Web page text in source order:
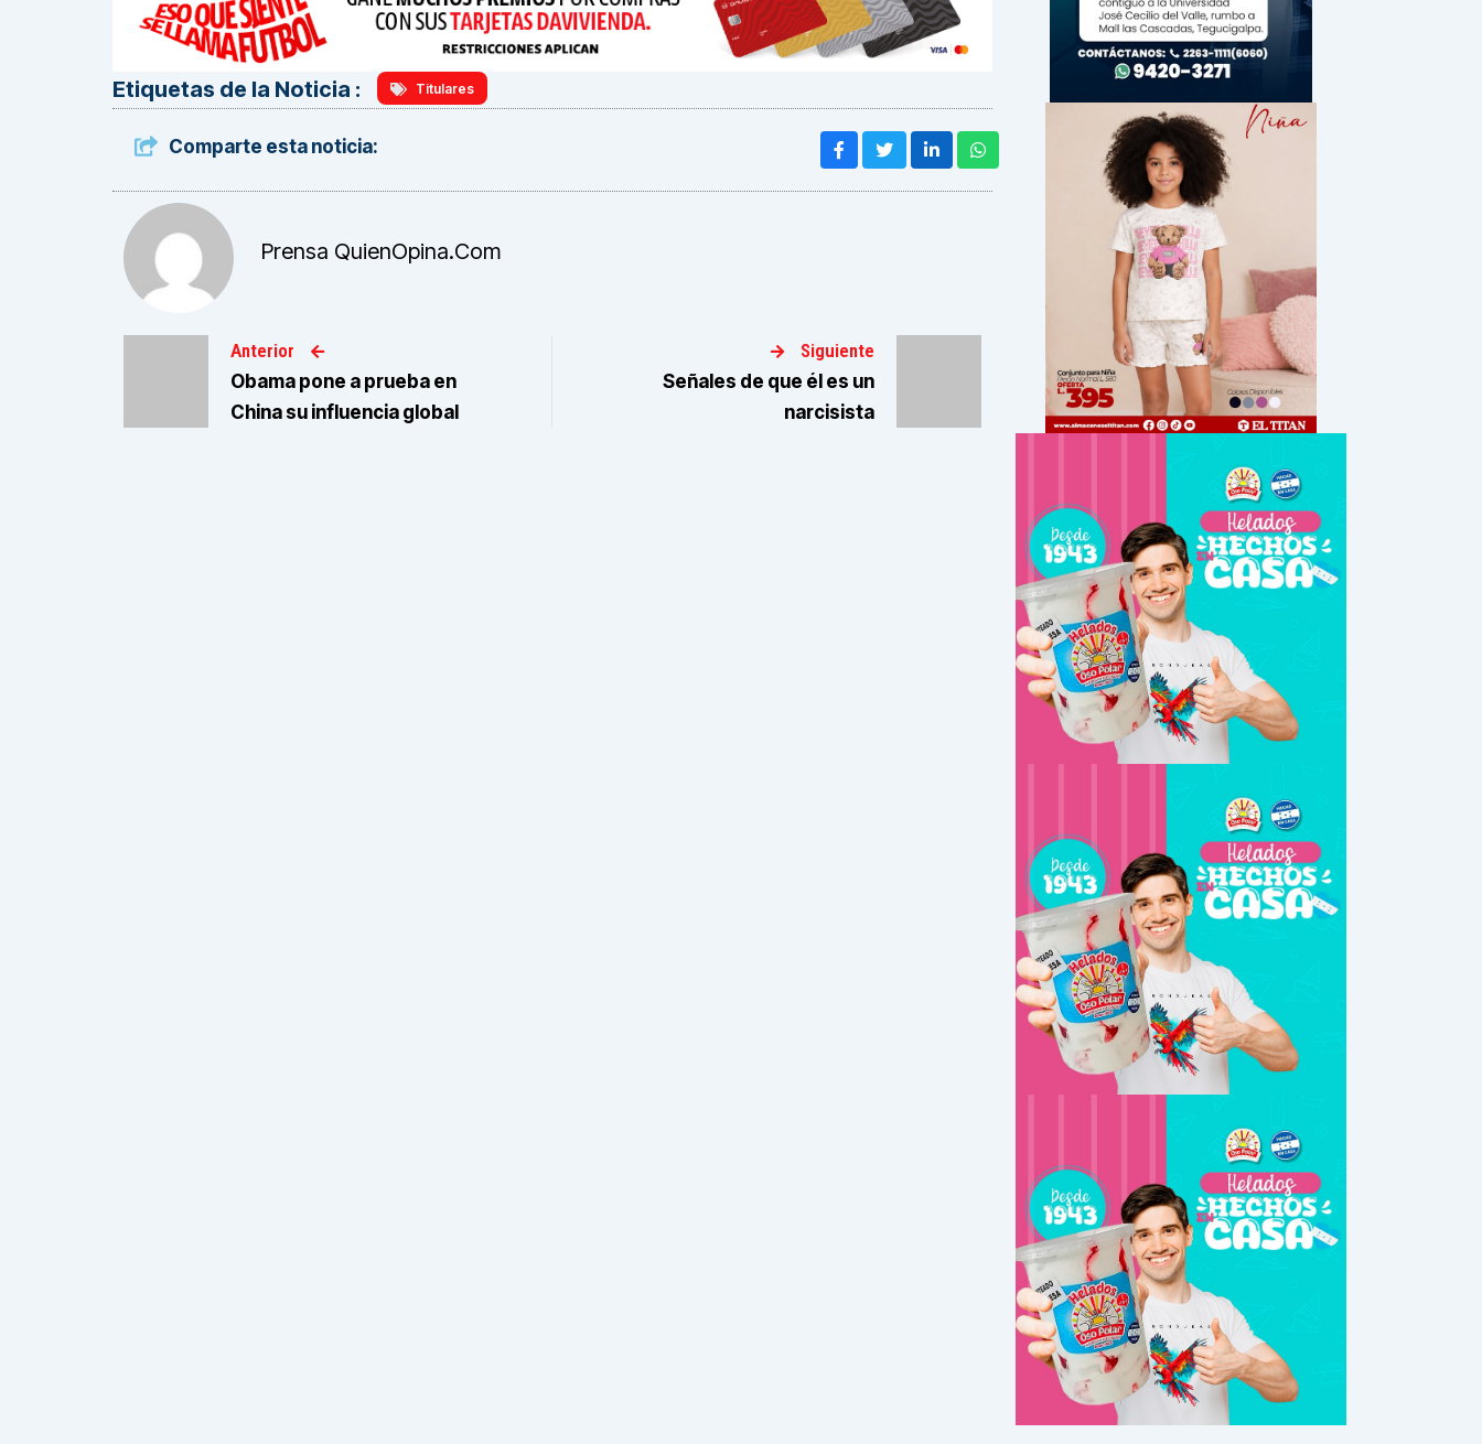
Etiquetas de la Noticia : Titulares
Comparte esta noticia:
Prensa QuienOpina.com
Anterior
Obama pone a prueba en
China su influencia global
Siguiente
Señales de que él es un
narcisista